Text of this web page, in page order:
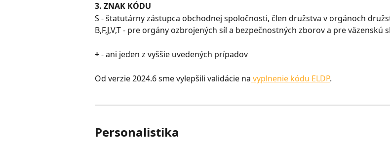
3. ZNAK KÓDU
S - štatutárny zástupca obchodnej spoločnosti, člen družstva v orgánoch
B,F,J,V,T - pre orgány ozbrojených síl a bezpečnostných zborov a pre väzenskú
+ - ani jeden z vyššie uvedených prípadov
Od verzie 2024.6 sme vylepšili validácie na vyplnenie kódu ELDP.
Personalistika